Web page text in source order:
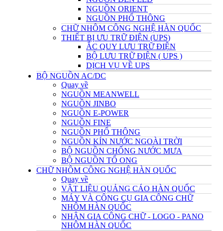
NGUỒN ORIENT
NGUỒN PHỔ THÔNG
CHỮ NHÔM CÔNG NGHỆ HÀN QUỐC
THIẾT BỊ ƯU TRỮ ĐIỆN (UPS)
ẮC QUY LƯU TRỮ ĐIỆN
BỘ LƯU TRỮ ĐIỆN ( UPS )
DỊCH VỤ VỀ UPS
BỘ NGUỒN AC/DC
Quay về
NGUỒN MEANWELL
NGUỒN JINBO
NGUỒN E-POWER
NGUỒN FINE
NGUỒN PHỔ THÔNG
NGUỒN KÍN NƯỚC NGOÀI TRỜI
BỘ NGUỒN CHỐNG NƯỚC MƯA
BỘ NGUỒN TỔ ONG
CHỮ NHÔM CÔNG NGHỆ HÀN QUỐC
Quay về
VẬT LIỆU QUẢNG CÁO HÀN QUỐC
MÁY VÀ CÔNG CỤ GIA CÔNG CHỮ
NHÔM HÀN QUỐC
NHẬN GIA CÔNG CHỮ - LOGO - PANO
NHÔM HÀN QUỐC